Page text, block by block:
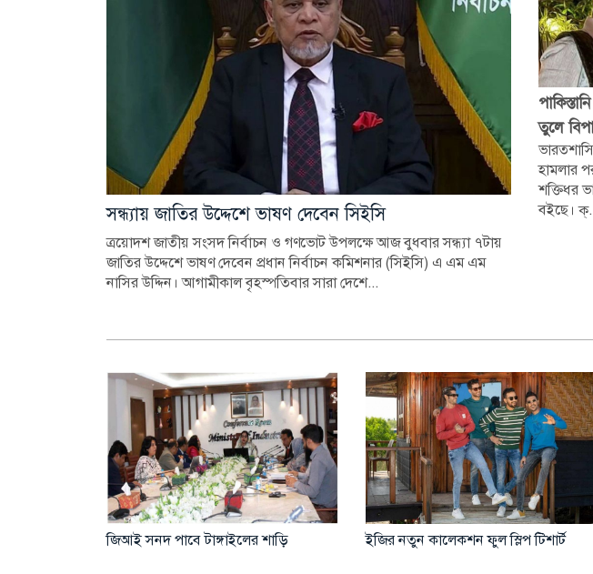
সন্ধ্যায় জাতির উদ্দেশে ভাষণ দেবেন সিইসি
ত্রয়োদশ জাতীয় সংসদ নির্বাচন ও গণভোট উপলক্ষে আজ বুধবার সন্ধ্যা ৭টায়
জাতির উদ্দেশে ভাষণ দেবেন প্রধান নির্বাচন কমিশনার (সিইসি) এ এম এম
নাসির উদ্দিন। আগামীকাল বৃহস্পতিবার সারা দেশে...
তুলে
হামলার
শক্তিধর
বইছে।
জিআই সনদ পাবে টাঙ্গাইলের শাড়ি ইজির নতুন কালেকশন ফুল স্লিপ টিশার্ট